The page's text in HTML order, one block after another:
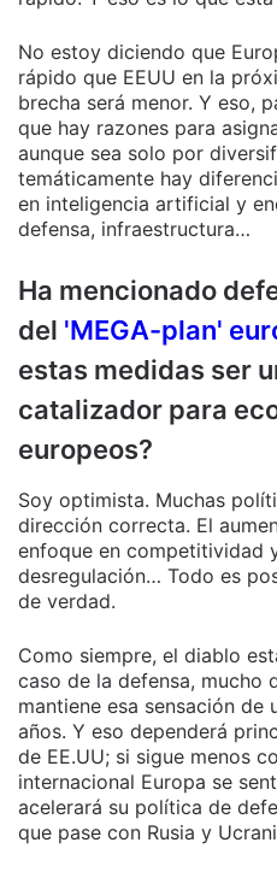
No estoy diciendo que
rápido que EEUU en la
brecha será menor. Y eso,
que hay razones para
aunque sea solo por
temáticamente hay
en inteligencia artificial y
defensa, infraestructura…
Ha mencionado
del 'MEGA-plan'
estas medidas ser
catalizador para
europeos?
Soy optimista. Muchas
dirección correcta. El
enfoque en competitividad
desregulación… Todo es
de verdad.
Como siempre, el diablo
caso de la defensa, mucho
mantiene esa sensación de
años. Y eso dependerá
de EE.UU; si sigue menos
internacional Europa se
acelerará su política de
que pase con Rusia y